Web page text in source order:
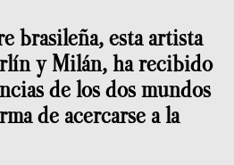
brasileña, esta artista
y Milán, ha recibido
de los dos mundos
de acercarse a la